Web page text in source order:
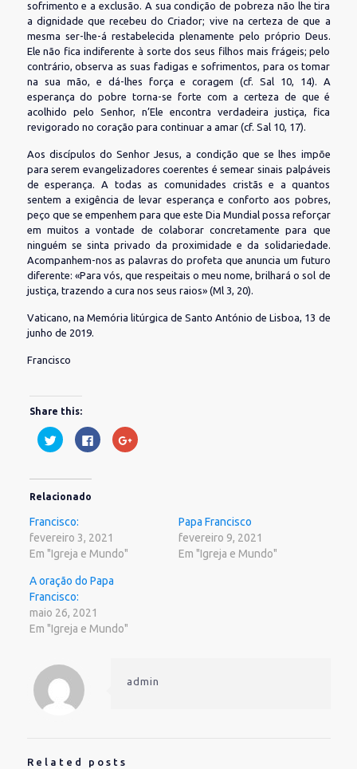
sofrimento e a exclusão. A sua condição de pobreza não lhe tira
a dignidade que recebeu do Criador; vive na certeza de que a
mesma ser-lhe-á restabelecida plenamente pelo próprio Deus.
Ele não fica indiferente à sorte dos seus filhos mais frágeis; pelo
contrário, observa as suas fadigas e sofrimentos, para os tomar
na sua mão, e dá-lhes força e coragem (cf. Sal 10, 14). A
esperança do pobre torna-se forte com a certeza de que é
acolhido pelo Senhor, n’Ele encontra verdadeira justiça, fica
revigorado no coração para continuar a amar (cf. Sal 10, 17).
Aos discípulos do Senhor Jesus, a condição que se lhes impõe
para serem evangelizadores coerentes é semear sinais palpáveis
de esperança. A todas as comunidades cristãs e a quantos
sentem a exigência de levar esperança e conforto aos pobres,
peço que se empenhem para que este Dia Mundial possa reforçar
em muitos a vontade de colaborar concretamente para que
ninguém se sinta privado da proximidade e da solidariedade.
Acompanhem-nos as palavras do profeta que anuncia um futuro
diferente: «Para vós, que respeitais o meu nome, brilhará o sol de
justiça, trazendo a cura nos seus raios» (Ml 3, 20).
Vaticano, na Memória litúrgica de Santo António de Lisboa, 13 de
junho de 2019.
Francisco
Share this:
Clique
para
compartilhar
Twitter(abre
nova
janela)
Clique
para
compartilhar
Compartilhe
no
Relacionado
Francisco:
fevereiro 3, 2021
Em "Igreja e Mundo"
Papa Francisco
fevereiro 9, 2021
Em "Igreja e Mundo"
A oração do Papa
Francisco:
maio 26, 2021
Em "Igreja e Mundo"
admin
Related posts